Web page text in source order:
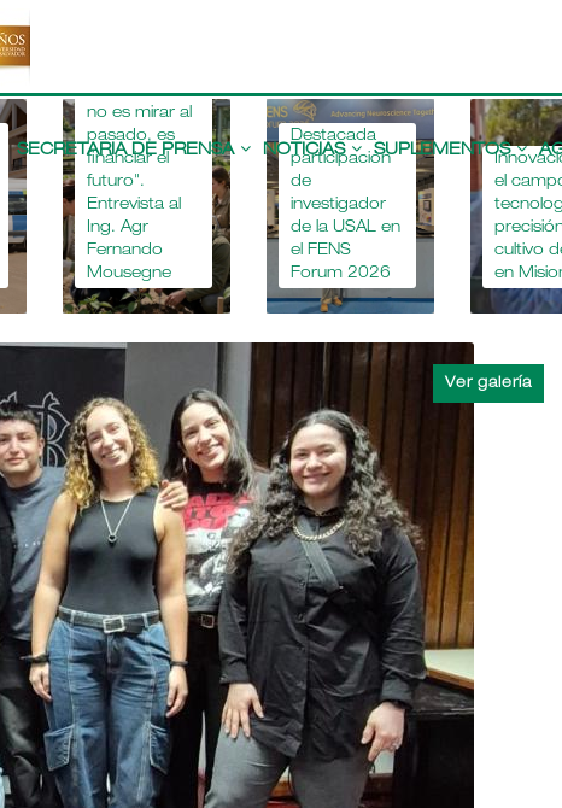
Main
navigation
SECRETARIA DE PRENSA NOTICIAS SUPLEMENTOS
agropecuaria
no es mirar al
pasado, es
financiar el
futuro".
Entrevista al
Ing. Agr
Fernando
Mousegne
Destacada
participación
de
investigador
de la USAL en
el FENS
Forum 2026
el
cultivo
en